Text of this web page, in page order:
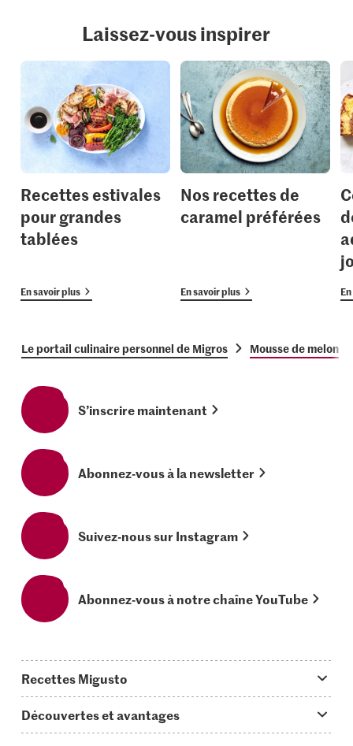
Laissez-vous inspirer
Recettes estivales
pour grandes
tablées
En savoir plus
Nos recettes de
caramel préférées
En savoir plus
Le portail culinaire personnel de Migros Mousse de melon
S’inscrire maintenant
Abonnez-vous à la newsletter
Suivez-nous sur Instagram
Abonnez-vous à notre chaîne YouTube
Recettes Migusto
Idées de menus
Découvertes et avantages